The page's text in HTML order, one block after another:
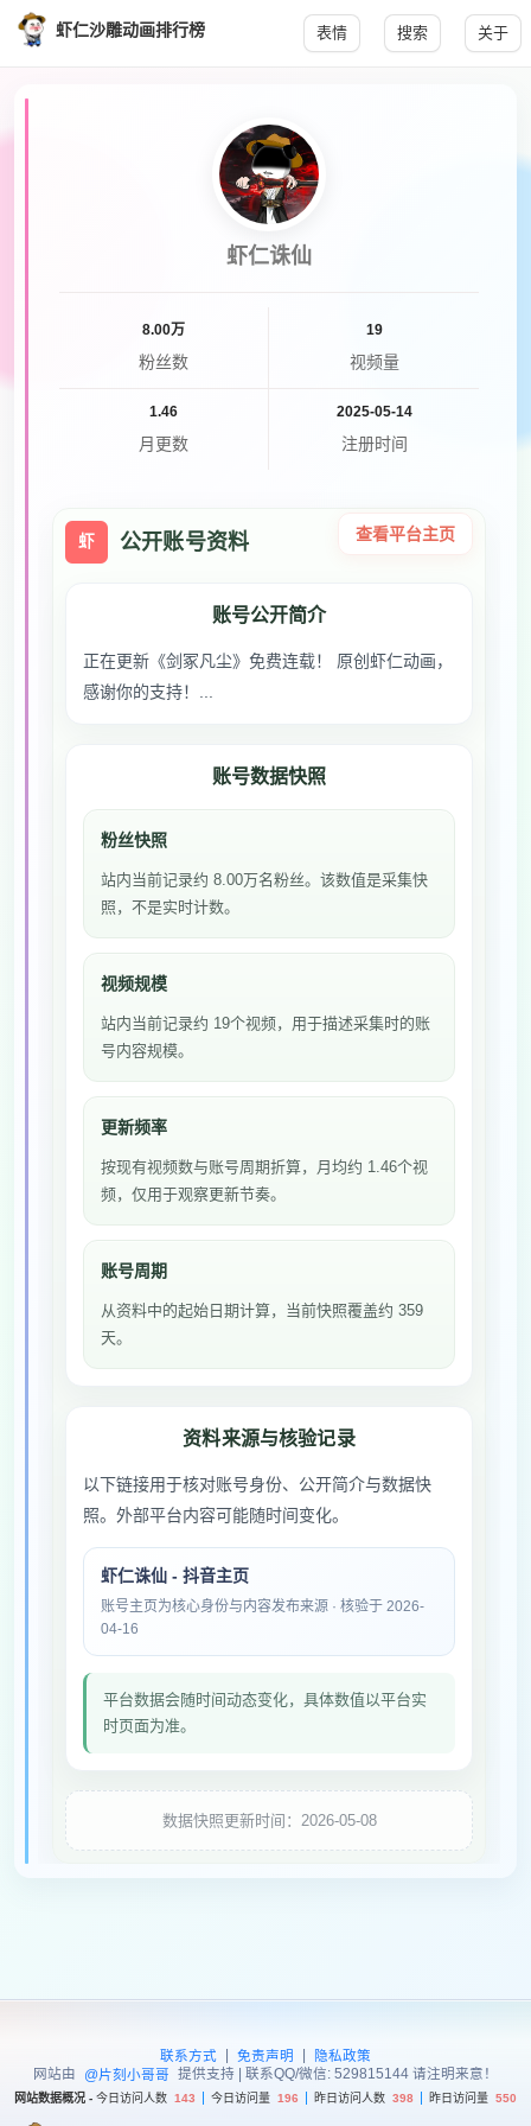
虾仁沙雕动画排行榜 表情 搜索 关于
虾仁诛仙
8.00万
粉丝数
19
视频量
1.46
月更数
2025-05-14
注册时间
虾 公开账号资料 查看平台主页
账号公开简介
正在更新《剑冢凡尘》免费连载！ 原创虾仁动画，
感谢你的支持！...
账号数据快照
粉丝快照
站内当前记录约 8.00万名粉丝。该数值是采集快
照，不是实时计数。
视频规模
站内当前记录约 19个视频，用于描述采集时的账
号内容规模。
更新频率
按现有视频数与账号周期折算，月均约 1.46个视
频，仅用于观察更新节奏。
账号周期
从资料中的起始日期计算，当前快照覆盖约 359
天。
资料来源与核验记录
以下链接用于核对账号身份、公开简介与数据快
照。外部平台内容可能随时间变化。
虾仁诛仙 - 抖音主页
账号主页为核心身份与内容发布来源 · 核验于 2026-
04-16
平台数据会随时间动态变化，具体数值以平台实
时页面为准。
数据快照更新时间：2026-05-08
联系方式 | 免责声明 |
隐私政策
网站由
@片刻小哥哥 提供支持 | 联系QQ/微信: 529815144 请注明来意！
网站数据概况 - 今日访问人数 143 今日访问量 196 昨日访问人数 398 昨日访问量 550